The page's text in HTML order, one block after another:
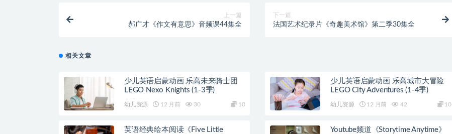
上一篇
郝广才《作文有意思》音频课44集全
下一篇
法国艺术纪录片《奇趣美术馆》第二季30集全
相关文章
少儿英语启蒙动画 乐高未来骑士团
LEGO Nexo Knights (1-3季)
幼儿资源 12 月前 30 10
少儿英语启蒙动画 乐高城市大冒险
LEGO City Adventures (1-4季)
幼儿资源 12 月前 42 10
英语经典绘本阅读《Five Little
Youtube频道《Storytime Anytime》